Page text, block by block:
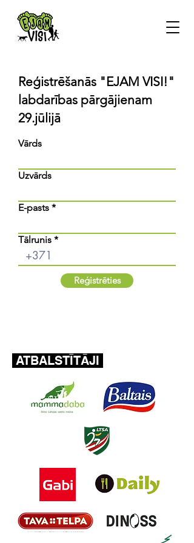
Reģistrēšanās "EJAM VISI!"
labdarības pārgājienam
29.jūlijā
Vārds
Uzvārds
E-pasts
Tālrunis
Reģistrēties
ATBALSTĪTĀJI